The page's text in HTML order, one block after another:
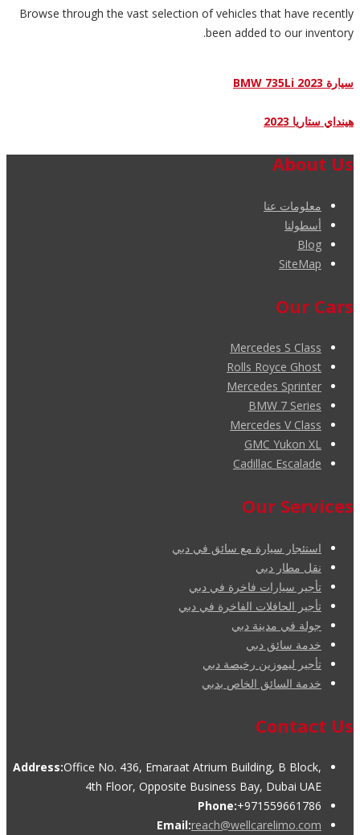
Browse through the vast selection of vehicles that have recently
been added to our inventory.
سيارة BMW 735Li 2023
هينداي ستاريا 2023
About Us
معلومات عنا
أسطولنا
Blog
SiteMap
Our Cars
Mercedes S Class
Rolls Royce Ghost
Mercedes Sprinter
BMW 7 Series
Mercedes V Class
GMC Yukon XL
Cadillac Escalade
Our Services
استئجار سيارة مع سائق في دبي
نقل مطار دبي
تأجير سيارات فاخرة في دبي
تأجير الحافلات الفاخرة في دبي
جولة في مدينة دبي
خدمة سائق دبي
تأجير ليموزين رخيصة دبي
خدمة السائق الخاص بدبي
Contact Us
Address:Office No. 436, Emaraat Atrium Building, B Block,
4th Floor, Opposite Business Bay, Dubai UAE
Phone:+971559661786
Email:reach@wellcarelimo.com